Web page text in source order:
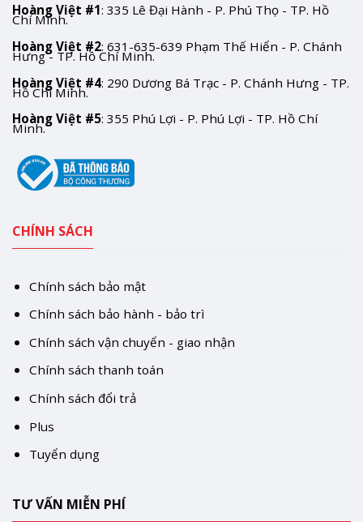
Hoàng Việt #1: 335 Lê Đại Hành - P. Phú Thọ - TP. Hồ
Chí Minh.
Hoàng Việt #2: 631-635-639 Phạm Thế Hiển - P. Chánh
Hưng - TP. Hồ Chí Minh.
Hoàng Việt #4: 290 Dương Bá Trạc - P. Chánh Hưng - TP.
Hồ Chí Minh.
Hoàng Việt #5: 355 Phú Lợi - P. Phú Lợi - TP. Hồ Chí
Minh.
CHÍNH SÁCH
Chính sách bảo mật
Chính sách bảo hành - bảo trì
Chính sách vận chuyển - giao nhận
Chính sách thanh toán
Chính sách đổi trả
Plus
Tuyển dụng
TƯ VẤN MIỄN PHÍ